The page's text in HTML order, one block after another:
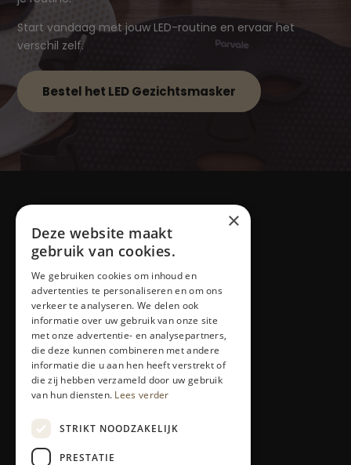
Start vandaag met jouw LED-routine en ervaar het
verschil zelf.
Bestel het LED Gezichtsmasker
Blog
Producten
Alle producten
LED-therapie
Service
×
Deze website maakt
gebruik van cookies.
We gebruiken cookies om inhoud en
advertenties te personaliseren en om ons
verkeer te analyseren. We delen ook
informatie over uw gebruik van onze site
met onze advertentie- en analysepartners,
die deze kunnen combineren met andere
informatie die u aan hen heeft verstrekt of
die zij hebben verzameld door uw gebruik
van hun diensten. Lees verder
STRIKT NOODZAKELIJK
PRESTATIE